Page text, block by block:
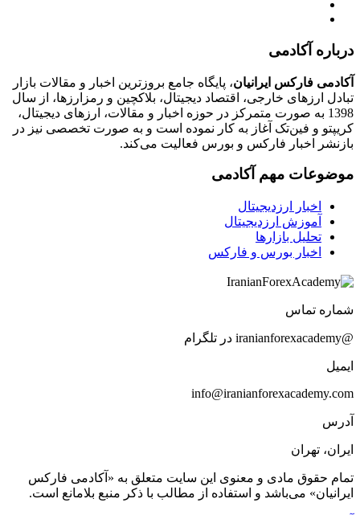
درباره آکادمی
آکادمی فارکس ایرانیان، پایگاه جامع بروزترین اخبار و مقالات بازار
تبادل ارزهای خارجی، اقتصاد دیجیتال، بلاکچین و رمزارزها، از سال
1398 به صورت متمرکز در حوزه اخبار و مقالات، ارزهای‌ دیجیتال،
کریپتو و فین‌تک آغاز به کار نموده است و به صورت تخصصی نیز در
بازنشر اخبار فارکس و بورس فعالیت می‌کند.
موضوعات مهم آکادمی
اخبار ارزدیجیتال
آموزش ارزدیجیتال
تحلیل بازارها
اخبار بورس و فارکس
شماره تماس
@iranianforexacademy در تلگرام
ایمیل
info@iranianforexacademy.com
آدرس
ایران، تهران
تمام حقوق مادی و معنوی این سایت متعلق به «آکادمی فارکس
ایرانیان» می‌باشد و استفاده از مطالب با ذکر منبع بلامانع است.